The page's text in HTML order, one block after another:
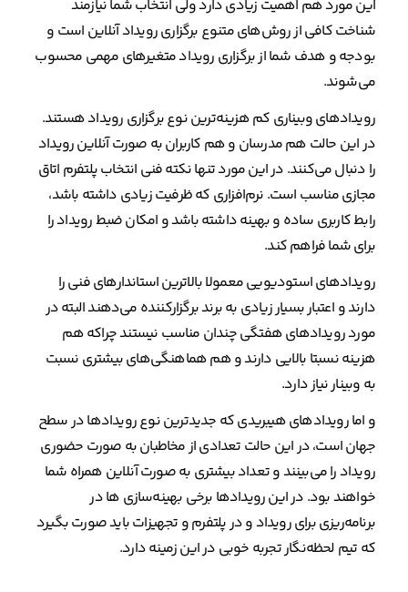
این مورد هم اهمیت زیادی دارد ولی انتخاب شما نیازمند
شناخت کافی از روش‌های متنوع برگزاری رویداد آنلاین است و
بودجه و هدف شما از برگزاری رویداد متغیرهای مهمی محسوب
می‌شوند.
رویدادهای وبیناری کم‌ هزینه‌ترین نوع برگزاری رویداد هستند.
در این حالت هم مدرسان و هم کاربران به صورت آنلاین رویداد
را دنبال می‌کنند. در این مورد تنها نکته فنی انتخاب پلتفرم اتاق
مجازی مناسب است. نرم‌افزاری که ظرفیت زیادی داشته باشد،
رابط کاربری ساده و بهینه داشته باشد و امکان ضبط رویداد را
برای شما فراهم کند.
رویدادهای استودیویی معمولا بالاترین استاندارهای فنی را
دارند و اعتبار بسیار زیادی به برند برگزارکننده می‌دهند البته در
مورد رویدادهای هفتگی چندان مناسب نیستند چراکه هم
هزینه نسبتا بالایی دارند و هم هماهنگی‌های بیشتری نسبت
به وبینار نیاز دارد.
و اما رویدادهای هیبریدی که جدیدترین نوع رویدادها در سطح
جهان است، در این حالت تعدادی از مخاطبان به صورت حضوری
رویداد را می‌بینند و تعداد بیشتری به صورت آنلاین همراه شما
خواهند بود. در این رویدادها برخی بهینه‌سازی ها در
برنامه‌ریزی برای رویداد و در پلتفرم و تجهیزات باید صورت بگیرد
که تیم لحظه‌نگار تجربه خوبی در این زمینه دارد.